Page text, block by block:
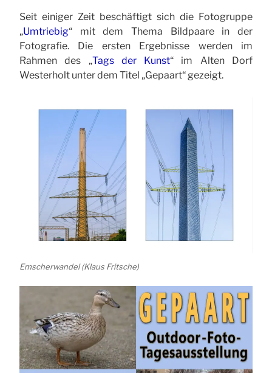
Seit einiger Zeit beschäftigt sich die Fotogruppe
„Umtriebig“ mit dem Thema Bildpaare in der
Fotografie. Die ersten Ergebnisse werden im
Rahmen des „Tags der Kunst“ im Alten Dorf
Westerholt unter dem Titel „Gepaart“ gezeigt.
Emscherwandel (Klaus Fritsche)